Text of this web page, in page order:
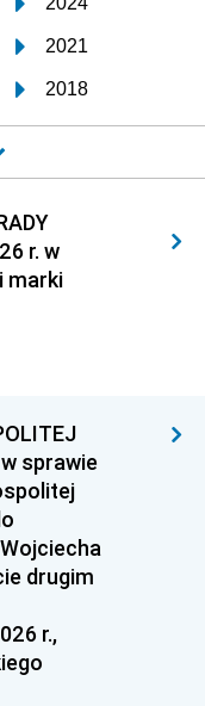
2021
2018
2015
2012
2009
2006
1994
1991
1985
1979
r. w
marki
sprawie
drugim
r.,